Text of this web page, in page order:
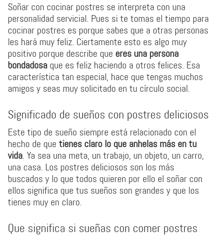
Soñar con cocinar postres se interpreta con una
personalidad servicial. Pues si te tomas el tiempo para
cocinar postres es porque sabes que a otras personas
les hará muy feliz. Ciertamente esto es algo muy
positivo porque describe que eres una persona
bondadosa que es feliz haciendo a otros felices. Esa
característica tan especial, hace que tengas muchos
amigos y seas muy solicitado en tu círculo social.
Significado de sueños con postres deliciosos
Este tipo de sueño siempre está relacionado con el
hecho de que tienes claro lo que anhelas más en tu
vida. Ya sea una meta, un trabajo, un objeto, un carro,
una casa. Los postres deliciosos son los más
buscados y lo que todos quieren por ello el soñar con
ellos significa que tus sueños son grandes y que los
tienes muy en claro.
Que significa si sueñas con comer postres